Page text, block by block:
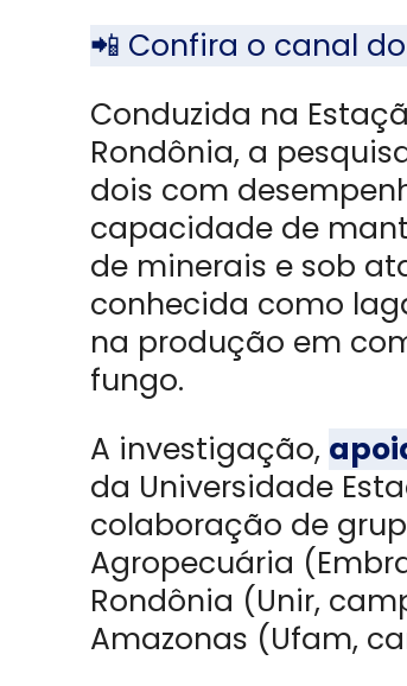
📲 Confira o canal
Conduzida na
Rondônia, a
dois com
capacidade de
de minerais e sob
conhecida como
na produção em
fungo.
A investigação,
da Universidade
colaboração de
Agropecuária
Rondônia (Unir,
Amazonas (Ufam,